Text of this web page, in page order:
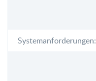
Systemanforderungen: